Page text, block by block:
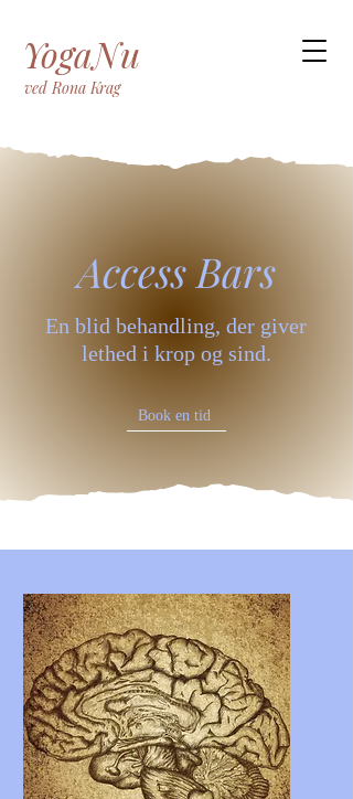
YogaNu
ved Rona Krag
Access Bars
En blid behandling, der giver
lethed i krop og sind.
Book en tid